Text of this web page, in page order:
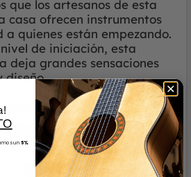
que los artesanos de esta
casa ofrecen instrumentos
quienes están empezando.
de iniciación, esta
deja grandes sensaciones
diseño.
€
En stock